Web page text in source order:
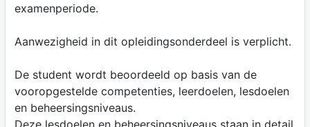
examenperiode.
Aanwezigheid in dit opleidingsonderdeel is verplicht.
De student wordt beoordeeld op basis van de
vooropgestelde competenties, leerdoelen, lesdoelen
en beheersingsniveaus.